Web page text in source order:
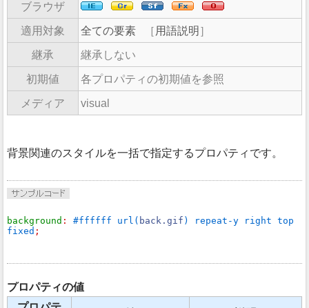
ブラウザ
適用対象 全ての要素 ［ 用語説明 ］
継承 継承しない
初期値 各プロパティの初期値を参照
メディア visual
背景関連のスタイルを一括で指定するプロパティです。
background : #ffffff url( back.gif ) repeat-y right top
fixed ;
プロパティの値